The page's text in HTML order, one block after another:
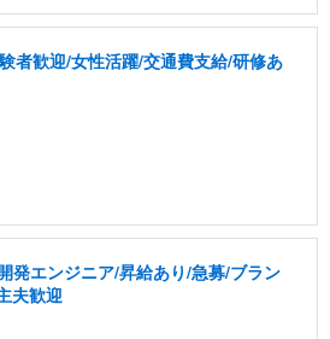
者歓迎/女性活躍/交通費支給/研修あ
発エンジニア/昇給あり/急募/ブラン
夫歓迎